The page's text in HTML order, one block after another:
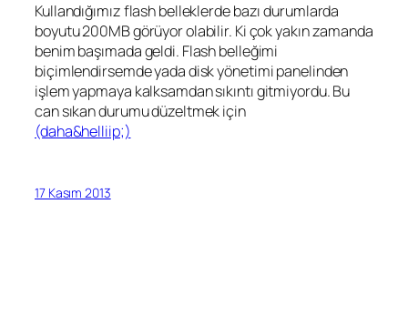
Kullandığımız flash belleklerde bazı durumlarda
boyutu 200MB görüyor olabilir. Ki çok yakın zamanda
benim başımada geldi. Flash belleğimi
biçimlendirsemde yada disk yönetimi panelinden
işlem yapmaya kalksamdan sıkıntı gitmiyordu. Bu
can sıkan durumu düzeltmek için
(daha&helliip;)
17 Kasım 2013